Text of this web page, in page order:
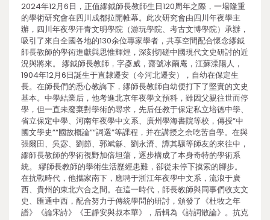
2024年12月6日，正值繆鉞師長教師生日120周年之際，一場隆重
的學術研究會在四川成都拉開帷幕。此次研究會由四川年夜學主
辦，四川年夜學汗青文明學院（游玩學院、考古文博學院）承辦，
吸引了來自全國各地的130余位專家學者，共享空間配合懷念繆鉞
師長教師的學術進獻與思惟輝煌，深刻切磋中國現代文史研討的近
況與將來。 繆鉞師長教師，字彥威，齋號冰繭庵，江蘇溧陽人，
1904年12月6日誕生于直隸遷安（今河北遷安），自幼在保定生
長。在師長們的悉心教誨下，繆師長教師自幼便打下了堅實的文史
基本。中學結業后，他考進北京年夜學文預科，雖因父親往世而停
學，但一直未廢棄對學術的尋求，先后任教于保定私立培德中學、
省立保定中學、河南年夜學中文系、廣州學海書院等校，傳授“中
國文學史”“國故概論”“詞選”等課程，并在講授之余吃苦自學。在與
張爾田、吳宓、劉節、郭斌龢、劉永濟、譚其驤等師友的來往中，
繆師長教師的學術視野加倍坦蕩，逐步構成了本身奇特的學術系
統。 繆師長教師的學術生活歷經患難，卻從未停下摸索的腳步。
在抗戰時代，他攜家南下，應聘于浙江年夜學中文系，流浪于廣
西、貴州的東北六合之間。在這一時代，師長教師與同事們收支文
史、匯通中西，配合努力于傳統學問的研討，頒發了《杜牧之年
譜》《論宋詩》《王靜安與叔本華》，后輯為《詩詞散論》。抗克